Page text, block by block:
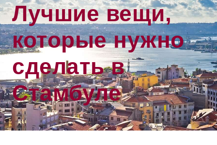
Лучшие вещи,
которые нужно
сделать в
Стамбуле